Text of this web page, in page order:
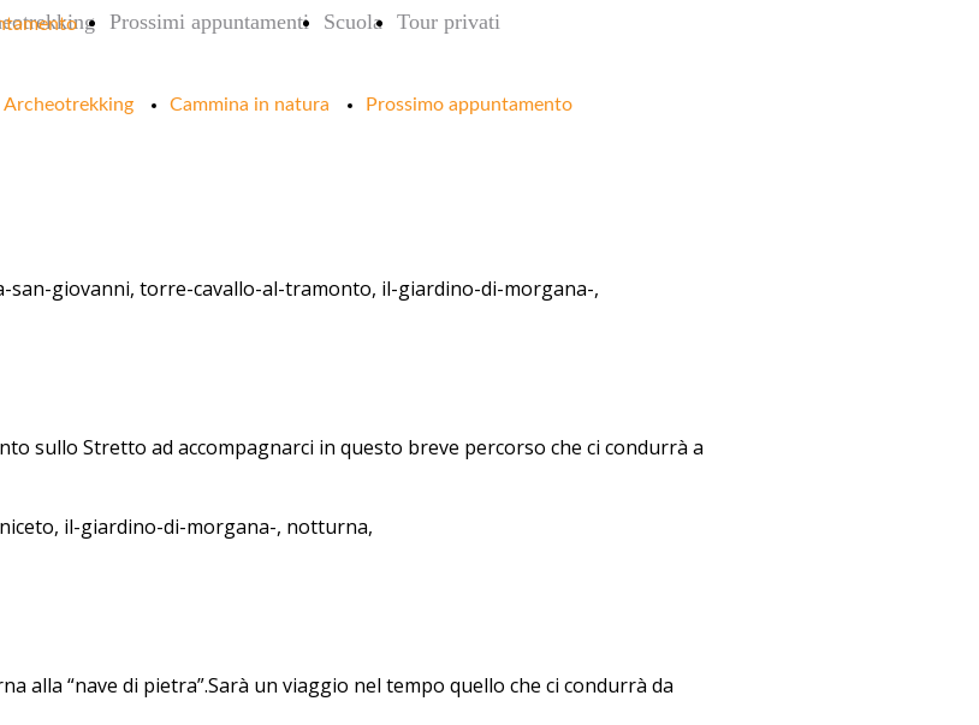
Prossimi appuntamenti Scuola Tour privati
Archeotrekking Cammina in natura Prossimo appuntamento
san-giovanni, torre-cavallo-al-tramonto, il-giardino-di-morgana-,
sullo Stretto ad accompagnarci in questo breve percorso che ci condurrà a
il-giardino-di-morgana-, notturna,
alla “nave di pietra”.Sarà un viaggio nel tempo quello che ci condurrà da